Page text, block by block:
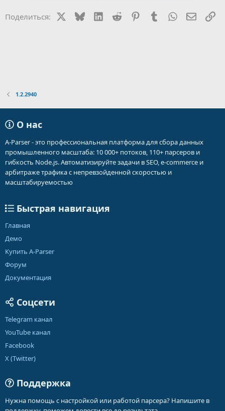
Поделиться: BlueskyLinkedIn
Reddit PinterestTumblr WhatsApp
1.2.2940
О нас
A-Parser - это профессиональная платформа для сбора данных
промышленного масштаба: 10 000+ потоков, 110+ парсеров и
гибкость Node.js. Автоматизируйте задачи в SEO, e-commerce и
арбитраже трафика с непревзойденной скоростью и
масштабируемостью
Быстрая навигация
Главная
Демо
Купить A-Parser
Форум
Документация
Соцсети
Telegram канал
YouTube канал
Facebook
X (Twitter)
Поддержка
Нужна помощь с настройкой или работой парсера? Напишите в